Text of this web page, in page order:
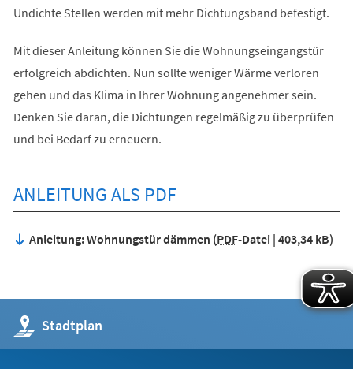
Undichte Stellen werden mit mehr Dichtungsband befestigt.
Mit dieser Anleitung können Sie die Wohnungseingangstür
erfolgreich abdichten. Nun sollte weniger Wärme verloren
gehen und das Klima in Ihrer Wohnung angenehmer sein.
Denken Sie daran, die Dichtungen regelmäßig zu überprüfen
und bei Bedarf zu erneuern.
ANLEITUNG ALS PDF
Anleitung: Wohnungstür dämmen PDF-Datei 403,34 kB
Stadtplan
(Öffnet
in
einem